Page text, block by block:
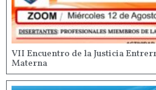
VII Encuentro de la Justicia
Materna